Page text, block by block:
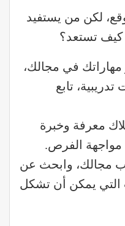
لكن من يستفيد
كيف تستعد؟
في مجالك،
تابع
معرفة وخبرة
مواجهة الفرص.
مجالك، وابحث عن
التي يمكن أن تشكل